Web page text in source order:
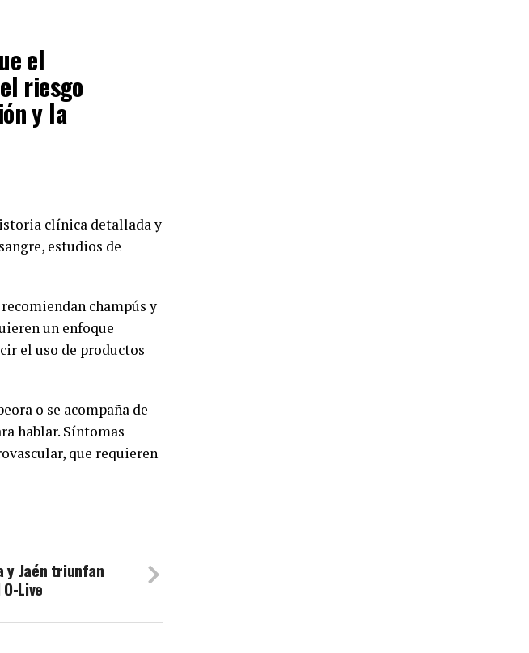
el
riesgo
y la
clínica detallada y
estudios de
champús y
un enfoque
el uso de productos
o se acompaña de
hablar. Síntomas
que requieren
y Jaén triunfan
Live